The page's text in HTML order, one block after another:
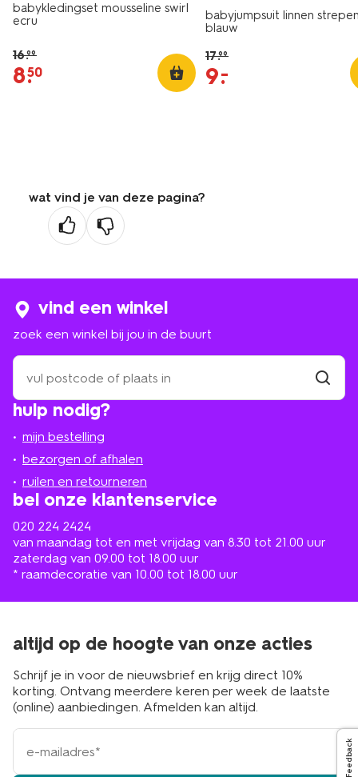
babykledingset mousseline swirl
ecru
16.99
8.
50
babyjumpsuit linnen
blauw
17.99
9.
–
wat vind je van deze pagina?
hulp nodig?
mijn bestelling
bezorgen of afhalen
ruilen en retourneren
bel onze klantenservice
020 224 2424
van maandag tot en met vrijdag van 8.30 tot 21.00 uur
zaterdag van 09.00 tot 18.00 uur
* raamdecoratie van 10.00 tot 18.00 uur
vind een winkel
zoek een winkel bij jou in de buurt
zoek
een
winkel
bij
in
de
buurt
altijd op de hoogte van onze acties
Schrijf je in voor de nieuwsbrief en krijg direct 10%
korting. Ontvang meerdere keren per week de laatste
(online) aanbiedingen. Afmelden kan altijd.
e-
mailadres
Feedback